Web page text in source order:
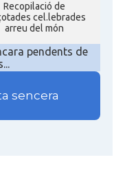
Recopilació de
cel.lebrades
arreu del món
pendents de
sencera